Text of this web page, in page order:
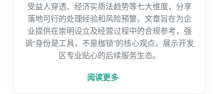
受益人穿透、经济实质法趋势等七大维度，分享
落地可行的处理经验和风险预警。文章旨在为企
业提供在崇明设立及经营过程中的合规参考，强
调“身份是工具，不是枷锁”的核心观点，展示开发
区专业贴心的后续服务生态。
阅读更多